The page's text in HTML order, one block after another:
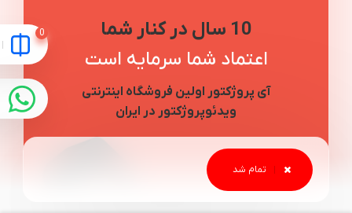
10 سال در کنار شما
اعتماد شما سرمایه است
آی پروژکتور اولین فروشگاه اینترنتی
ویدئوپروژکتور در ایران